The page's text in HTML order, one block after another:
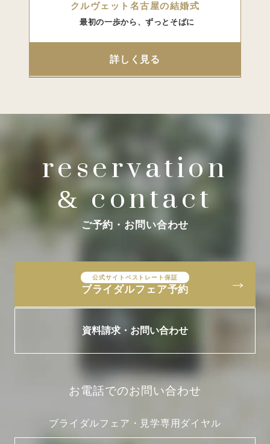
クルヴェット名古屋の結婚式
最初の一歩から、ずっとそばに
詳しく見る
reservation
&contact
ご予約・お問い合わせ
公式サイトベストレート保証
ブライダルフェア予約
資料請求・お問い合わせ
お電話でのお問い合わせ
ブライダルフェア・見学専用ダイヤル